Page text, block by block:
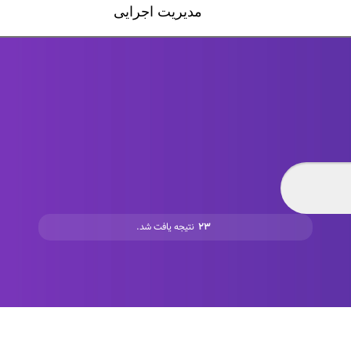
۲۳ نتیجه یافت شد.